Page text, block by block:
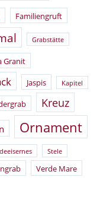
Familiengruft
Grabstätte
Granit
Jaspis Kapitel
Kreuz
Ornament
Stele
Verde Mare